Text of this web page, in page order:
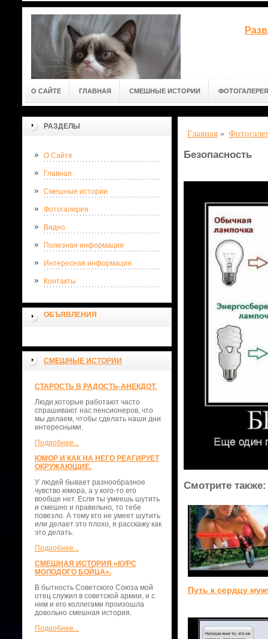
О САЙТЕ ГЛАВНАЯ СМЕШНЫЕ ИСТОРИИ ФОТОГАЛЕРЕЯ
РАЗДЕЛЫ
О Сайте
Главная
Смешные истории
Фотогалерея
Видео
Полезная информация
Интересная информация
Контакты
ОБЪЯВЛЕНИЯ
СМЕШНЫЕ ИСТОРИИ
СТАРОСТЬ В РАДОСТЬ-АНЕКДОТ.
Люди,которые работают часто
спрашивают нас пенсионеров, что
мы делаем, чтобы сделать наши дни
интересными.
Подробнее...
ЮМОР И КАК НА НЕГО РЕАГИРУЕТ
ОКРУЖАЮЩИЕ.
У людей бывает разнообразное
чувство юмора, а у кого-то его
вообще нет. Если ты умеешь шутить
и смешно и правильно, то тебе
повезло. А тому кто не умеет шутить
или делает это плохо, я расскажу как
это делать.
Подробнее...
СМЕШНАЯ ИСТОРИЯ «КУРС
МОЛОДОГО БОЙЦА».
В бытность Советского Союза мой
отец служил в советской армии, и с
ним и его коллегами произошла
довольно смешная история.
Подробнее...
Главная »
Безопасность
Смотрите также:
Путь к сердцу